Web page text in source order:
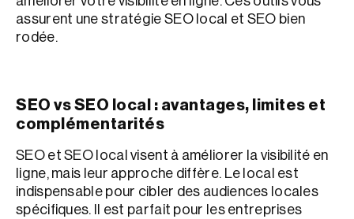
assurent une stratégie SEO local et SEO bien
rodée.
SEO vs SEO local : avantages, limites et
complémentarités
SEO et SEO local visent à améliorer la visibilité en
ligne, mais leur approche diffère. Le local est
indispensable pour cibler des audiences locales
spécifiques. Il est parfait pour les entreprises